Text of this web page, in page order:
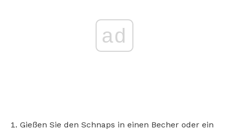
ad
Gießen Sie den Schnaps in einen Becher oder ein